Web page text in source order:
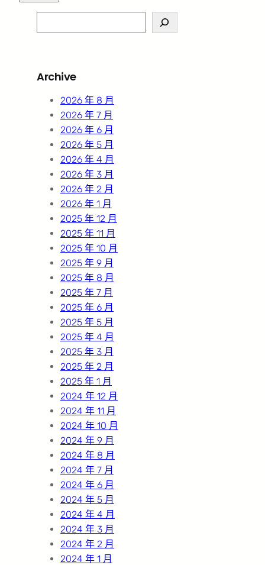
e
c
Archive
2026 年 8 月
2026 年 7 月
2026 年 6 月
2026 年 5 月
2026 年 4 月
2026 年 3 月
2026 年 2 月
2026 年 1 月
2025 年 12 月
2025 年 11 月
2025 年 10 月
2025 年 9 月
2025 年 8 月
2025 年 7 月
2025 年 6 月
2025 年 5 月
2025 年 4 月
2025 年 3 月
2025 年 2 月
2025 年 1 月
2024 年 12 月
2024 年 11 月
2024 年 10 月
2024 年 9 月
2024 年 8 月
2024 年 7 月
2024 年 6 月
2024 年 5 月
2024 年 4 月
2024 年 3 月
2024 年 2 月
2024 年 1 月